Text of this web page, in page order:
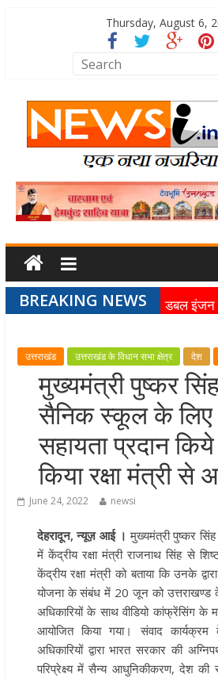
Thursday, August 6,
BREAKING NEWS
डबल इंजन
रहा है:
मुख्यमंत्री
लेकर कांवड़
शिवभक्तों
किया गया
धर्मनगरी
मंगलवार
शुभारंभ,
भोजन
मुख्यमंत्री
बटालियन
संवाद कर
जानकारी
उत्तराखंड उत्तराखंड के विधान सभा क्षेत्र देश
मुख्यमंत्री पुष्कर
सैनिक स्कूल के लिए
सहायता प्रदान
किया रक्षा मंत्री से
June 24, 2022 newsi
देहरादून, न्यूज़ आई । मुख्यमंत्री पुष्कर सिंह
में केंद्रीय रक्षा मंत्री राजनाथ सिंह से
केंद्रीय रक्षा मंत्री को बताया कि उनके
योजना के संबंध में 20 जून को उत्तराखण्ड
अधिकारियों के साथ वीडियो कांफ्रेंसिंग के
आयोजित किया गया। संवाद
अधिकारियों द्वारा भारत सरकार की
परिप्रेक्ष्य में सैन्य आधुनिकीकरण, देश